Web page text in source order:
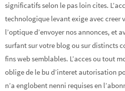
significatifs selon le pas loin cites.
technologique levant exige avec creer
l’optique d’envoyer nos annonces, et
surfant sur votre blog ou sur distincts
fins web semblables. L’acces ou tout
oblige de le bu d’interet autorisation
n’a englobent nenni requises en